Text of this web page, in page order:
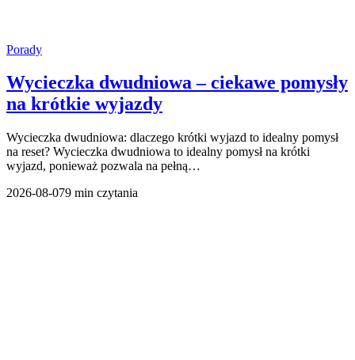
Porady
Wycieczka dwudniowa – ciekawe pomysły
na krótkie wyjazdy
Wycieczka dwudniowa: dlaczego krótki wyjazd to idealny pomysł
na reset? Wycieczka dwudniowa to idealny pomysł na krótki
wyjazd, ponieważ pozwala na pełną…
2026-08-079 min czytania